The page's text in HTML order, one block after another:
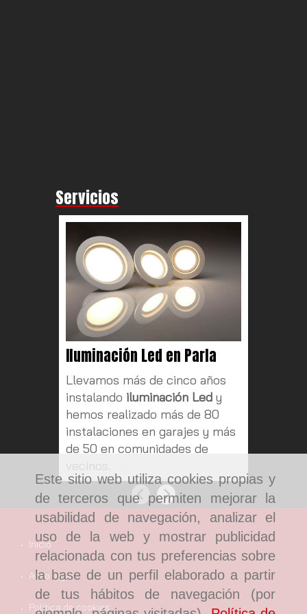
Este sitio web utiliza cookies propias y
de terceros que permiten mejorar la
usabilidad de navegación, analizar el
uso de la web y mostrar publicidad
relacionada con tus preferencias sobre
la base de un perfil elaborado a partir
de tus hábitos de navegación (por
Servicios
Iluminación Led en Parla
Llevamos más de cinco años
instalando iluminación Led y
hemos realizado más de 80
instalaciones en garajes y más
de 50 en comunidades de
AnteriorSiguiente
Inicio
Aviso legal
Política de cookies